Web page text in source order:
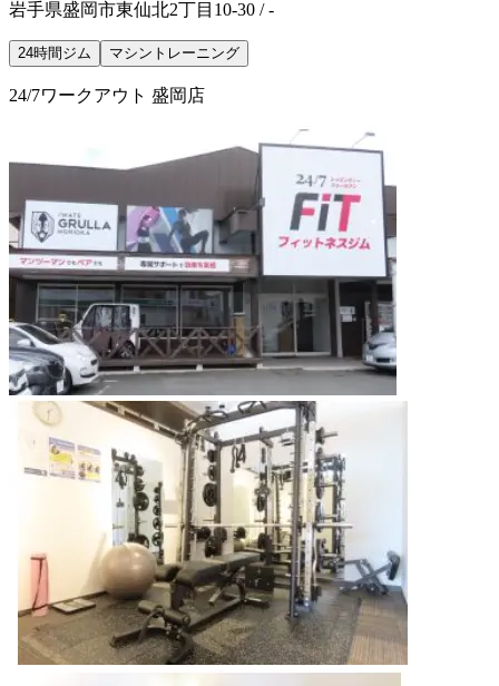
岩手県盛岡市東仙北2丁目10-30 / -
24時間ジム マシントレーニング
24/7ワークアウト 盛岡店